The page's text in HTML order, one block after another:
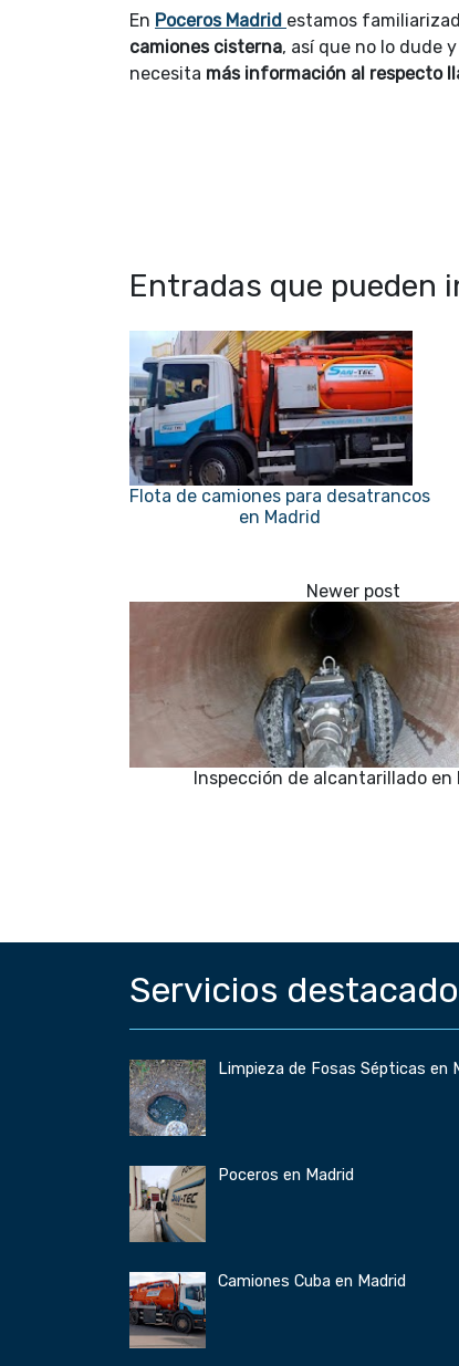
En Poceros Madrid estamos
camiones cisterna, así que no lo dude y
necesita más información al respecto
Entradas que pueden
Flota de camiones para desatrancos
en Madrid
Inspección de alcantarillado en
Servicios
Limpieza de Fosas Sépticas en
Poceros en Madrid
Camiones Cuba en Madrid